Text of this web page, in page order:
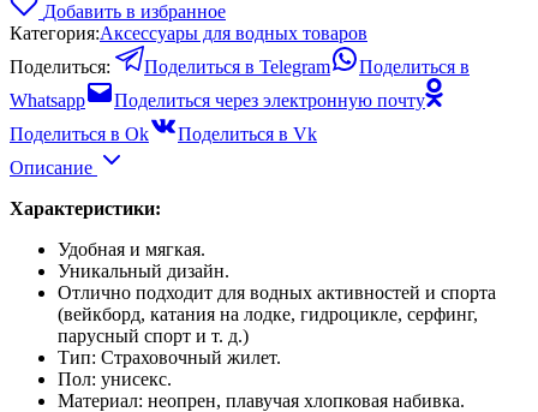
Добавить в избранное
Категория:Аксессуары для водных товаров
Поделиться:
Поделиться в Telegram
Поделиться в
Whatsapp
Поделиться через электронную почту
Поделиться в Ok
Поделиться в Vk
Описание
Характеристики:
Удобная и мягкая.
Уникальный дизайн.
Отлично подходит для водных активностей и спорта
(вейкборд, катания на лодке, гидроцикле, серфинг,
парусный спорт и т. д.)
Тип: Страховочный жилет.
Пол: унисекс.
Материал: неопрен, плавучая хлопковая набивка.